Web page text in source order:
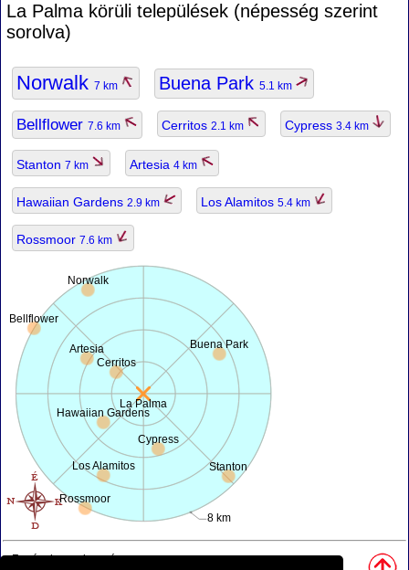
La Palma körüli települések (népesség szerint
sorolva)
Norwalk 7 km Buena Park 5.1 km
Bellflower 7.6 km Cerritos 2.1 km Cypress 3.4 km
Stanton 7 km Artesia 4 km
Hawaiian Gardens 2.9 km Los Alamitos 5.4 km
Rossmoor 7.6 km
La Palma
8 km
Norwalk
Buena Park
Bellflower
Cerritos
Cypress
Stanton
Artesia
Hawaiian Gardens
Los Alamitos
Rossmoor
Források, megjegyzés: